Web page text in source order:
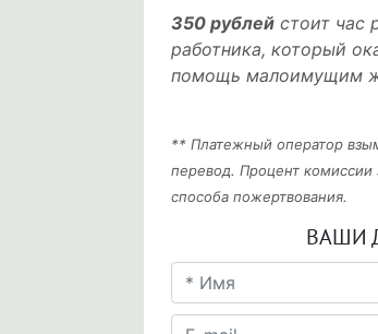
350 рублей стоит час
работника, который
помощь малоимущим
** Платежный оператор
перевод. Процент
способа пожертвования.
ВАШИ